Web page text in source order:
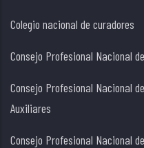
Colegio nacional de curadores
Consejo Profesional Nacional
Consejo Profesional Nacional
Auxiliares
Consejo Profesional Nacional